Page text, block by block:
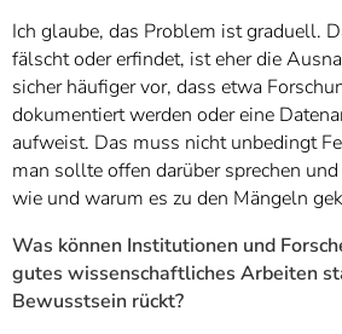
Ich glaube, das Problem ist graduell.
fälscht oder erfindet, ist eher die
sicher häufiger vor, dass etwa
dokumentiert werden oder eine
aufweist. Das muss nicht unbedingt
man sollte offen darüber sprechen
wie und warum es zu den Mängeln
Was können Institutionen und
gutes wissenschaftliches Arbeiten
Bewusstsein rückt?